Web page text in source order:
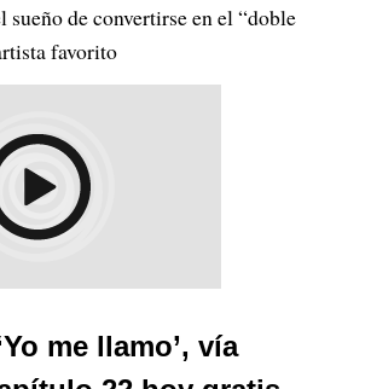
sueño de convertirse en el “doble
favorito
me llamo’, vía